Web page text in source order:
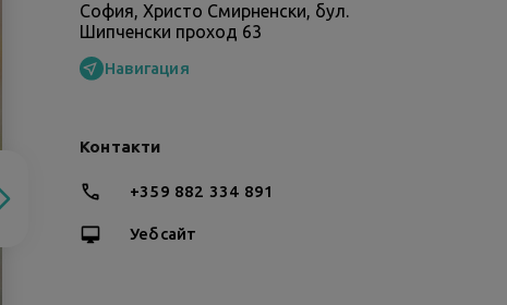
София, Христо Смирненски, бул.
Шипченски проход 63
Навигация
Контакти
+359 882 334 891
Уебсайт